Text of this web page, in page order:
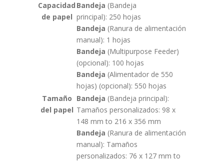
Capacidad
de papel
Bandeja (Bandeja
principal): 250 hojas
Bandeja (Ranura de alimentación
manual): 1 hojas
Bandeja (Multipurpose Feeder)
(opcional): 100 hojas
Bandeja (Alimentador de 550
hojas) (opcional): 550 hojas
Tamaño
del papel
Bandeja (Bandeja principal):
Tamaños personalizados: 98 x
148 mm to 216 x 356 mm
Bandeja (Ranura de alimentación
manual): Tamaños
personalizados: 76 x 127 mm to